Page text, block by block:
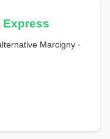
Express
Marcigny ·